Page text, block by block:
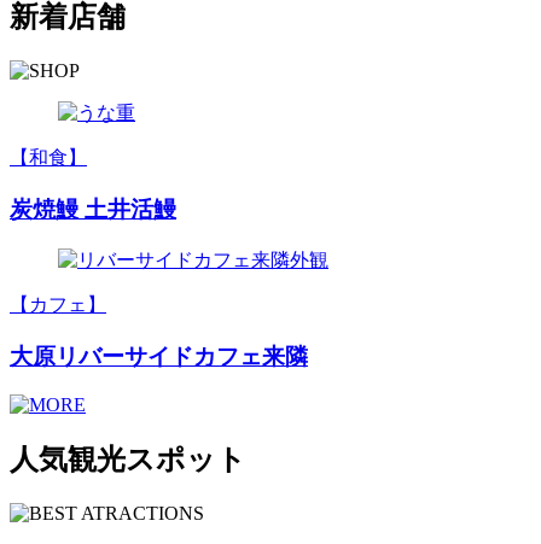
新着店舗
【和食】
炭焼鰻 土井活鰻
【カフェ】
大原リバーサイドカフェ来隣
人気観光スポット